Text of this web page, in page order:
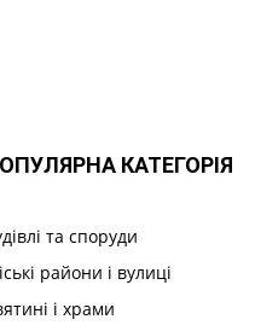
КАТЕГОРІЯ
та споруди
райони і вулиці
і храми